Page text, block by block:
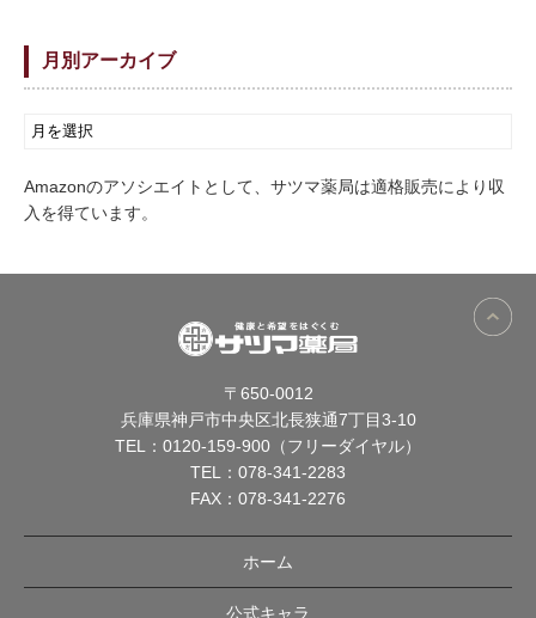
月別アーカイブ
Amazonのアソシエイトとして、サツマ薬局は適格販売により収
入を得ています。
〒650-0012
兵庫県神戸市中央区北長狭通7丁目3-10
TEL： 0120-159-900（フリーダイヤル）
TEL： 078-341-2283
FAX：078-341-2276
ホーム
公式キャラ